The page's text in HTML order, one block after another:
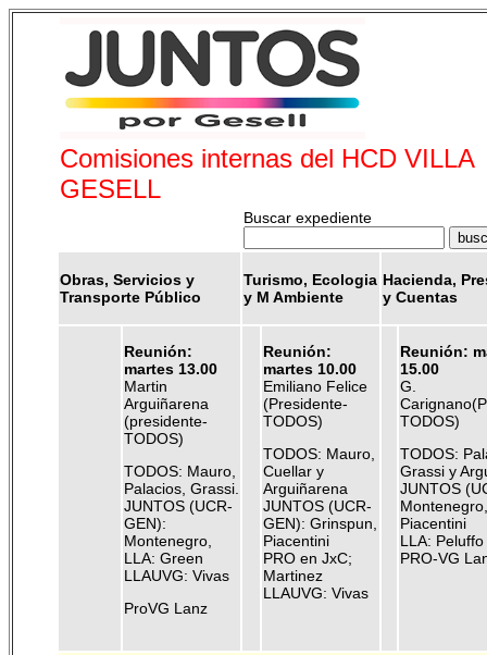
Comisiones internas del HCD VILLA
GESELL
Buscar expediente
Obras, Servicios y
Transporte Público
Turismo, Ecologia
y M Ambiente
Hacienda,
y Cuentas
Reunión:
martes 13.00
Martin
Arguiñarena
(presidente-
TODOS)
TODOS: Mauro,
Palacios, Grassi.
JUNTOS (UCR-
GEN):
Montenegro,
LLA: Green
LLAUVG: Vivas
ProVG Lanz
Reunión:
martes 10.00
Emiliano Felice
(Presidente-
TODOS)
TODOS: Mauro,
Cuellar y
Arguiñarena
JUNTOS (UCR-
GEN): Grinspun,
Piacentini
PRO en JxC;
Martinez
LLAUVG: Vivas
Reunión:
15.00
G.
TODOS)
TODOS:
Grassi y
JUNTOS
Montenegro,
Piacentini
LLA: Peluffo
PRO-VG